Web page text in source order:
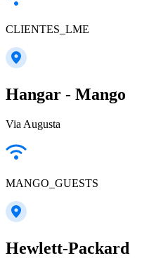
CLIENTES_LME
Hangar - Mango
Via Augusta
MANGO_GUESTS
Hewlett-Packard